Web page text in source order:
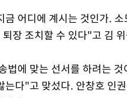
어디에 계시는 것인가.
장 조치할 수 있다"고 김
법에 맞는 선서를 하려는
다"고 맞섰다. 안창호 인